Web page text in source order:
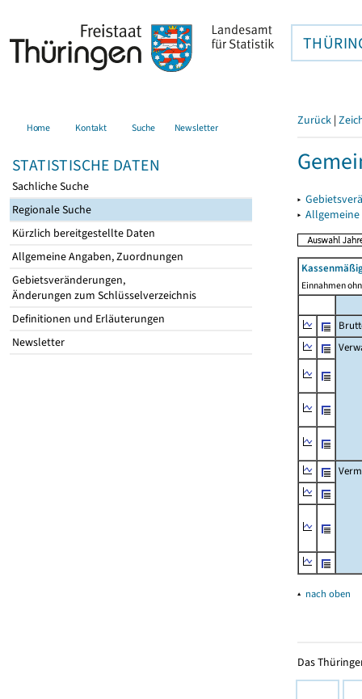
Home Kontakt Suche Newsletter
STATISTISCHE DATEN
Sachliche Suche
Regionale Suche
Kürzlich bereitgestellte Daten
Allgemeine Angaben, Zuordnungen
Gebietsveränderungen,
Änderungen zum Schlüsselverzeichnis
Definitionen und Erläuterungen
Newsletter
Zurück |
▸
▸
Einnahmen
▴ nach oben
Das